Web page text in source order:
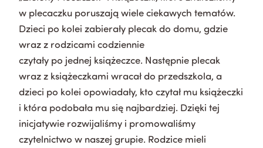
w plecaczku poruszają wiele ciekawych tematów.
Dzieci po kolei zabierały plecak do domu, gdzie
wraz z rodzicami codziennie
czytały po jednej książeczce. Następnie plecak
wraz z książeczkami wracał do przedszkola, a
dzieci po kolei opowiadały, kto czytał mu książeczki
i która podobała mu się najbardziej. Dzięki tej
inicjatywie rozwijaliśmy i promowaliśmy
czytelnictwo w naszej grupie. Rodzice mieli